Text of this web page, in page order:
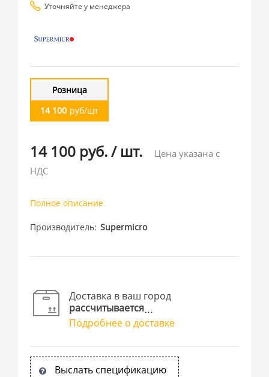
Уточняйте у менеджера
Розница
14 100 руб/шт
14 100 руб./ шт.
Цена указана с
НДС
Полное описание
Производитель Supermicro
Доставка в ваш город
рассчитывается
Подробнее о доставке
Выслать спецификацию